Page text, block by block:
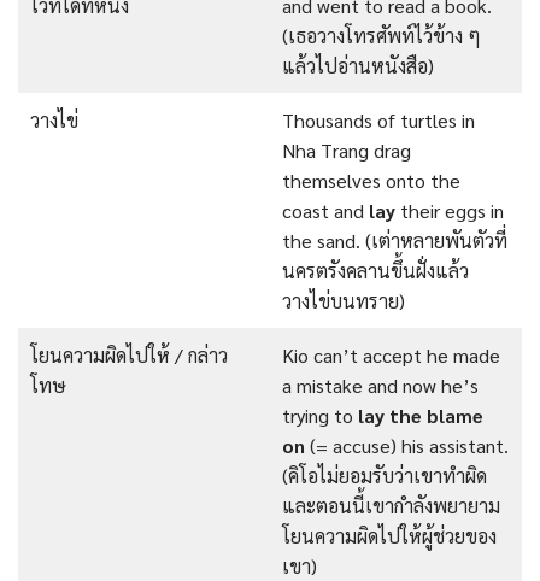
ไว้ที่ใดที่หนึ่ง
and went to read a book.
(เธอวางโทรศัพท์ไว้ข้าง ๆ
แล้วไปอ่านหนังสือ)
วางไข่
Thousands of turtles in
Nha Trang drag
themselves onto the
coast and lay their eggs in
the sand. (เต่าหลายพันตัวที่
นครตรังคลานขึ้นฝั่งแล้ว
วางไข่บนทราย)
โยนความผิดไปให้ / กล่าว
โทษ
Kio can’t accept he made
a mistake and now he’s
trying to lay the blame
on (= accuse) his assistant.
(คิโอไม่ยอมรับว่าเขาทำผิด
และตอนนี้เขากำลังพยายาม
โยนความผิดไปให้ผู้ช่วยของ
เขา)